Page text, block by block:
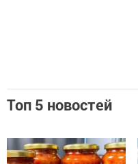
Топ 5 новостей